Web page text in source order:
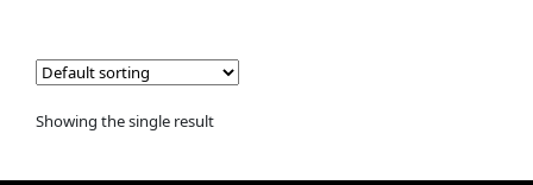
Showing the single result